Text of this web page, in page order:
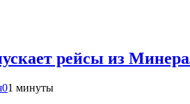
рейсы из
01 минуты